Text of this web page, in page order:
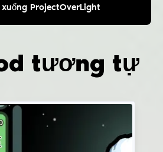
xuống ProjectOverLight
tương tự